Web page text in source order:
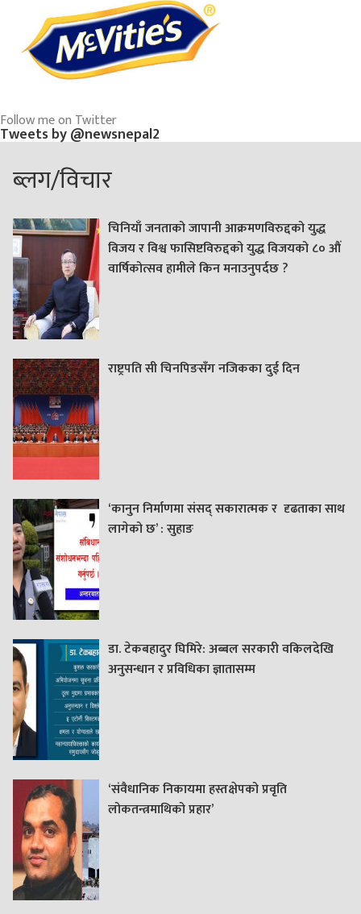
Follow me on Twitter
Tweets by @newsnepal2
ब्लग/विचार
चिनियाँ जनताको जापानी आक्रमणविरुद्दको युद्ध
विजय र विश्व फासिष्टविरुद्दको युद्ध विजयको ८० औं
वार्षिकोत्सव हामीले किन मनाउनुपर्दछ ?
राष्ट्रपति सी चिनपिङसँग नजिकका दुई दिन
‘कानुन निर्माणमा संसद् सकारात्मक र दृढताका साथ
लागेको छ’ : सुहाङ
डा. टेकबहादुर घिमिरे: अब्बल सरकारी वकिलदेखि
अनुसन्धान र प्रविधिका ज्ञातासम्म
‘संवैधानिक निकायमा हस्तक्षेपको प्रवृति
लोकतन्त्रमाथिको प्रहार’